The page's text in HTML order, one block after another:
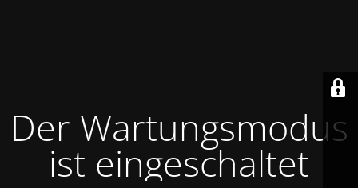
Der Wartungsmodus
ist eingeschaltet